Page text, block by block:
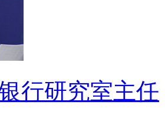
行研究室主任